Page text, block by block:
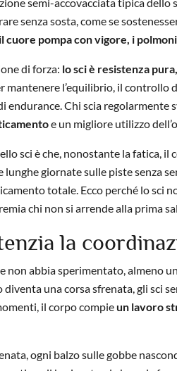
senza sosta, come se
cuore pompa con vigore, i
di forza: lo sci è resistenza
mantenere l’equilibrio, il controllo
endurance. Chi scia regolarmente
e un migliore utilizzo
sci è che, nonostante la fatica, il
giornate sulle piste senza
totale. Ecco perché lo sci
chi non si arrende alla prima
la
non abbia sperimentato, almeno
diventa una corsa sfrenata, gli sci
il corpo compieun lavoro
ogni balzo sulle gobbe